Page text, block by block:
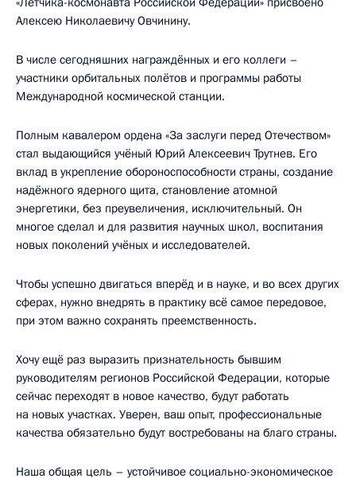
Алексею Николаевичу Овчинину.
В числе сегодняшних награждённых и его коллеги –
участники орбитальных полётов и программы работы
Международной космической станции.
Полным кавалером ордена «За заслуги перед Отечеством»
стал выдающийся учёный Юрий Алексеевич Трутнев. Его
вклад в укрепление обороноспособности страны, создание
надёжного ядерного щита, становление атомной
энергетики, без преувеличения, исключительный. Он
многое сделал и для развития научных школ, воспитания
новых поколений учёных и исследователей.
Чтобы успешно двигаться вперёд и в науке, и во всех других
сферах, нужно внедрять в практику всё самое передовое,
при этом важно сохранять преемственность.
Хочу ещё раз выразить признательность бывшим
руководителям регионов Российской Федерации, которые
сейчас переходят в новое качество, будут работать
на новых участках. Уверен, ваш опыт, профессиональные
качества обязательно будут востребованы на благо страны.
Наша общая цель – устойчивое социально-экономическое